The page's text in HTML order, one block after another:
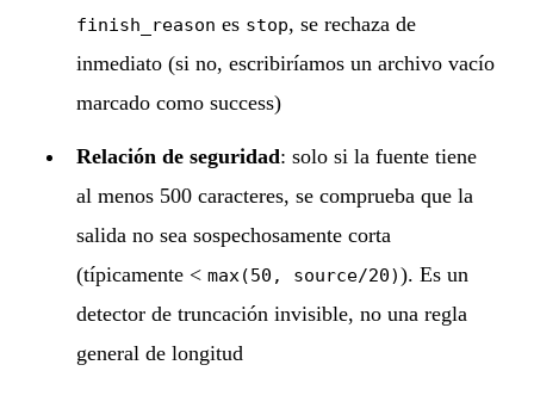
finish_reason es stop, se rechaza de
inmediato (si no, escribiríamos un archivo vacío
marcado como success)
Relación de seguridad: solo si la fuente tiene
al menos 500 caracteres, se comprueba que la
salida no sea sospechosamente corta
(típicamente < max(50, source/20)). Es un
detector de truncación invisible, no una regla
general de longitud